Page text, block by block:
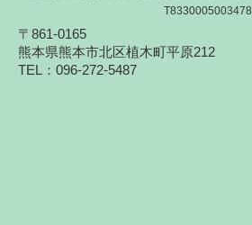
T8330005003478
〒861-0165
熊本県熊本市北区植木町平原212
TEL：096-272-5487